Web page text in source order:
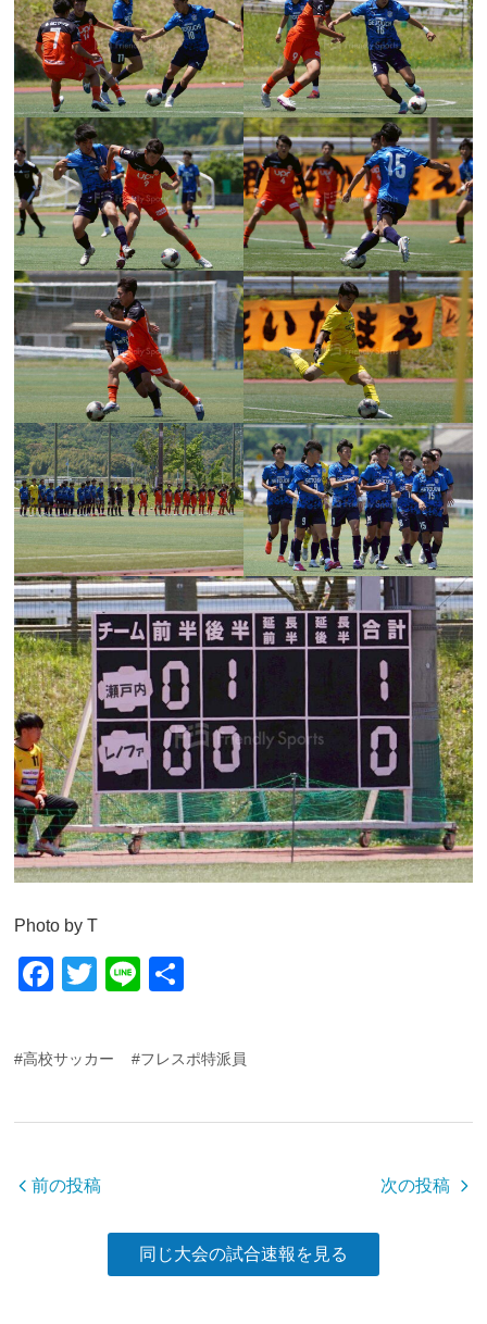
Photo by T
F
c
e
b
o
T
Li
e
#高校サッカー #フレスポ特派員
前の投稿 次の投稿
同じ大会の試合速報を見る